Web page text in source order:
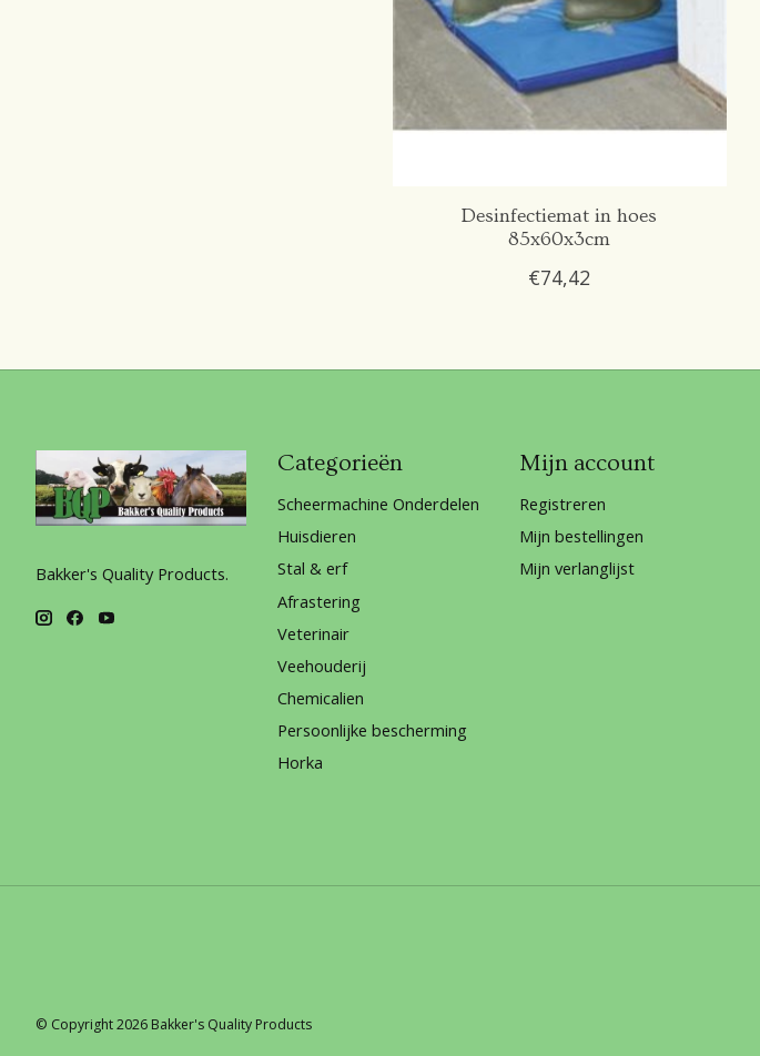
Desinfectiemat in hoes
85x60x3cm
€74,42
Bakker's Quality Products.
Categorieën
Scheermachine Onderdelen
Huisdieren
Stal & erf
Afrastering
Veterinair
Veehouderij
Chemicalien
Persoonlijke bescherming
Horka
Mijn account
Registreren
Mijn bestellingen
Mijn verlanglijst
© Copyright 2026 Bakker's Quality Products